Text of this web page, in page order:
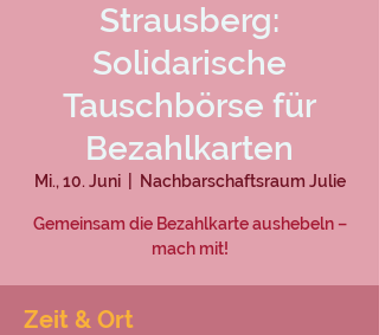
Strausberg:
Solidarische
Tauschbörse für
Bezahlkarten
Mi., 10. Juni
  |
Nachbarschaftsraum Julie
Gemeinsam die Bezahlkarte aushebeln –
mach mit!
Zeit & Ort